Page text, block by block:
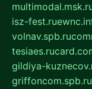
isz-fest.ru
volnav.spb.ru
tesiaes.ru
gildiya-
griffoncom.spb.ru